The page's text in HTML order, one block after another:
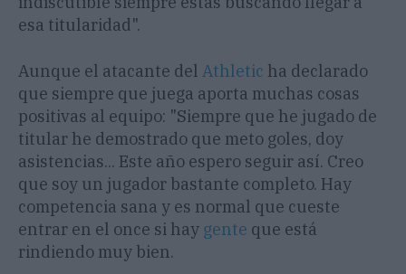
esa titularidad".
Aunque el atacante del Athletic ha declarado
que siempre que juega aporta muchas cosas
positivas al equipo: "Siempre que he jugado de
titular he demostrado que meto goles, doy
asistencias... Este año espero seguir así. Creo
que soy un jugador bastante completo. Hay
competencia sana y es normal que cueste
entrar en el once si hay gente que está
rindiendo muy bien.